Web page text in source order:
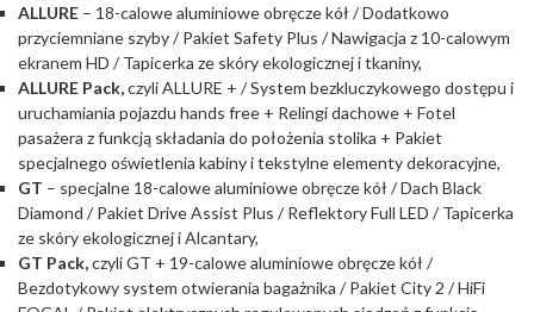
ALLURE – 18-calowe aluminiowe obręcze kół / Dodatkowo
przyciemniane szyby / Pakiet Safety Plus / Nawigacja z 10-calowym
ekranem HD / Tapicerka ze skóry ekologicznej i tkaniny,
ALLURE Pack,czyli ALLURE + / System bezkluczykowego dostępu i
uruchamiania pojazdu hands free + Relingi dachowe + Fotel
pasażera z funkcją składania do położenia stolika + Pakiet
specjalnego oświetlenia kabiny i tekstylne elementy dekoracyjne,
GT – specjalne 18-calowe aluminiowe obręcze kół / Dach Black
Diamond / Pakiet Drive Assist Plus / Reflektory Full LED / Tapicerka
ze skóry ekologicznej i Alcantary,
GT Pack,czyli GT + 19-calowe aluminiowe obręcze kół /
Bezdotykowy system otwierania bagażnika / Pakiet City 2 / HiFi